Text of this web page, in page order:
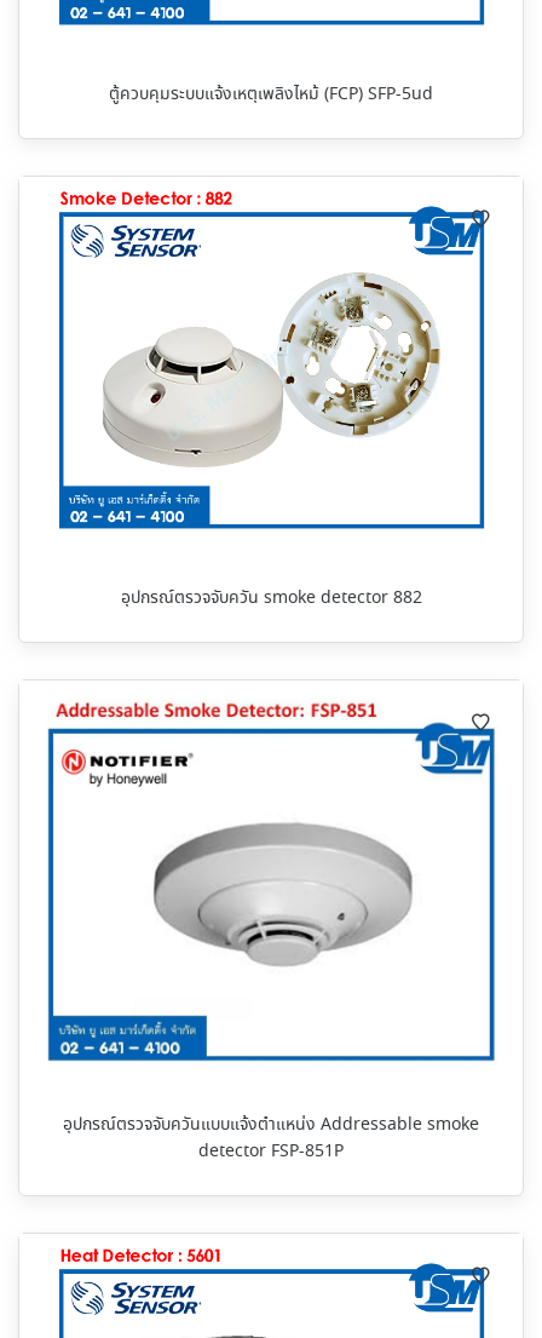
ตู้ควบคุมระบบแจ้งเหตุเพลิงไหม้ (FCP) SFP-5ud
อุปกรณ์ตรวจจับควัน smoke detector 882
อุปกรณ์ตรวจจับควันแบบแจ้งตำแหน่ง Addressable smoke
detector FSP-851P